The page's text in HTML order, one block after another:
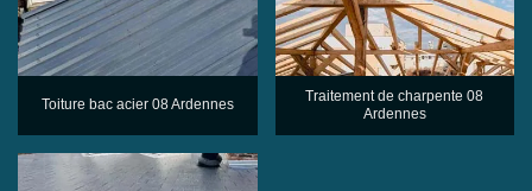
Toiture bac acier 08 Ardennes
Traitement de charpente 08
Ardennes